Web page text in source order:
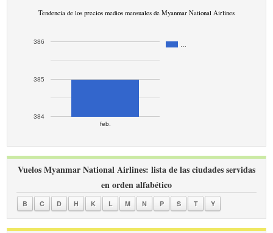
Tendencia de los precios medios mensuales de Myanmar National Airlines
feb.
384
385
386
Vuelos Myanmar National Airlines: lista de las ciudades servidas
en orden alfabético
B C D H K L M N P S T Y